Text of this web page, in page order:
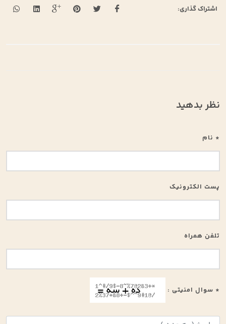
اشتراک گذاری:
نظر بدهید
* نام
پست الکترونیک
تلفن همراه
* سوال امنیتی :